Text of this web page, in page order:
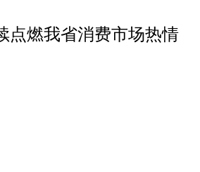
燃我省消费市场热情